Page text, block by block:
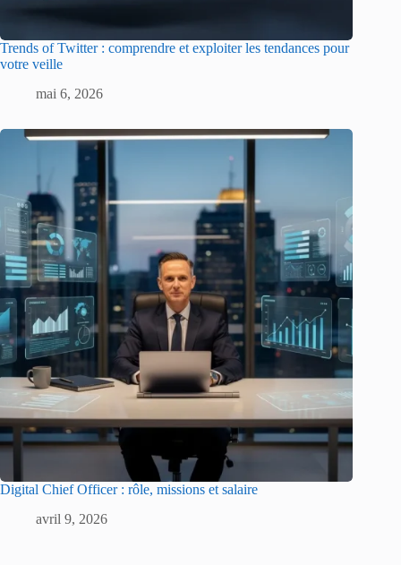
Trends of Twitter : comprendre et exploiter les tendances pour
votre veille
mai 6, 2026
Digital Chief Officer : rôle, missions et salaire
avril 9, 2026